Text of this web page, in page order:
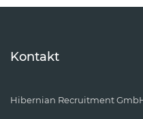
Kontakt
Hibernian Recruitment